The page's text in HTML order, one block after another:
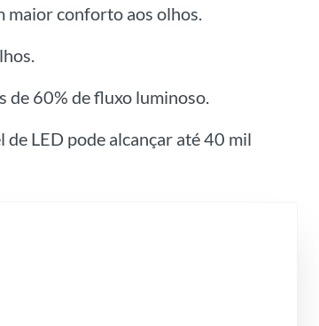
maior conforto aos olhos.
de 60% de fluxo luminoso.
LED pode alcançar até 40 mil